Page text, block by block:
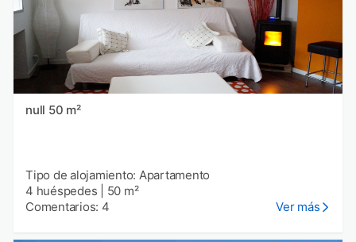
null 50 m²
Tipo de alojamiento: Apartamento
4 huéspedes
50 m²
Comentarios: 4
Ver más